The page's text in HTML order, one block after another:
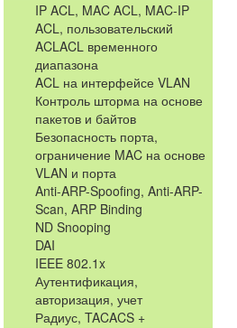
IP ACL, MAC ACL, MAC-IP
ACL, пользовательский
ACLACL временного
диапазона
ACL на интерфейсе VLAN
Контроль шторма на основе
пакетов и байтов
Безопасность порта,
ограничение MAC на основе
VLAN и порта
Anti-ARP-Spoofing, Anti-ARP-
Scan, ARP Binding
ND Snooping
DAI
IEEE 802.1x
Аутентификация,
авторизация, учет
Радиус, TACACS +